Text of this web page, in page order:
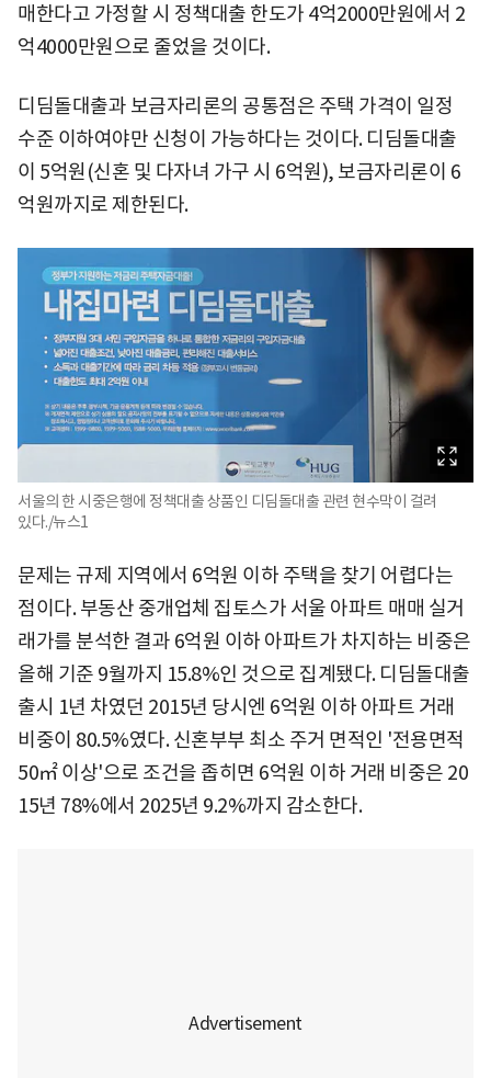
매한다고 가정할 시 정책대출 한도가 4억2000만원에서 2
억4000만원으로 줄었을 것이다.
디딤돌대출과 보금자리론의 공통점은 주택 가격이 일정
수준 이하여야만 신청이 가능하다는 것이다. 디딤돌대출
이 5억원(신혼 및 다자녀 가구 시 6억원), 보금자리론이 6
억원까지로 제한된다.
서울의 한 시중은행에 정책대출 상품인 디딤돌대출 관련 현수막이 걸려
있다./뉴스1
문제는 규제 지역에서 6억원 이하 주택을 찾기 어렵다는
점이다. 부동산 중개업체 집토스가 서울 아파트 매매 실거
래가를 분석한 결과 6억원 이하 아파트가 차지하는 비중은
올해 기준 9월까지 15.8%인 것으로 집계됐다. 디딤돌대출
출시 1년 차였던 2015년 당시엔 6억원 이하 아파트 거래
비중이 80.5%였다. 신혼부부 최소 주거 면적인 '전용면적
50㎡ 이상'으로 조건을 좁히면 6억원 이하 거래 비중은 20
15년 78%에서 2025년 9.2%까지 감소한다.